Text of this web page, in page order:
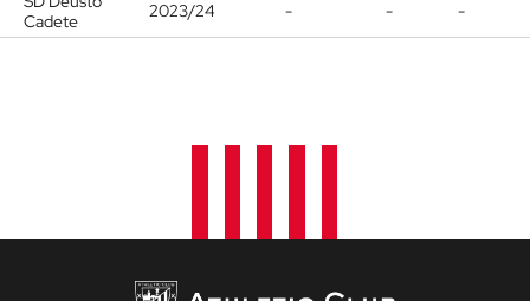
Cadete
2023/24 - - -